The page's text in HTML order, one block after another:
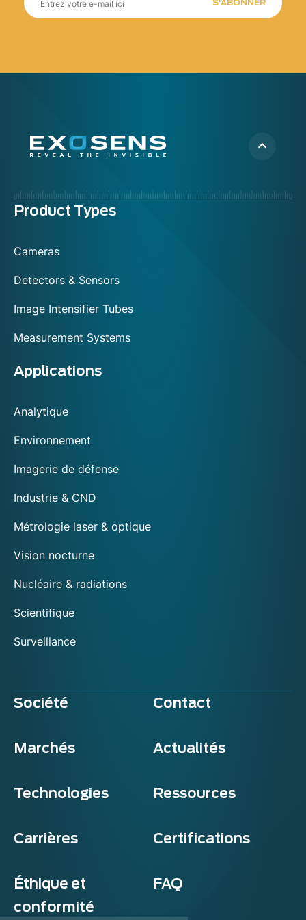
S'ABONNER
Menu
Product Types
Cameras
Detectors & Sensors
Image Intensifier Tubes
Measurement Systems
Applications
Analytique
Environnement
Imagerie de défense
Industrie & CND
Métrologie laser & optique
Vision nocturne
Nucléaire & radiations
Scientifique
Surveillance
Société Contact
Marchés Actualités
Technologies Ressources
Carrières Certifications
Éthique et
conformité
FAQ